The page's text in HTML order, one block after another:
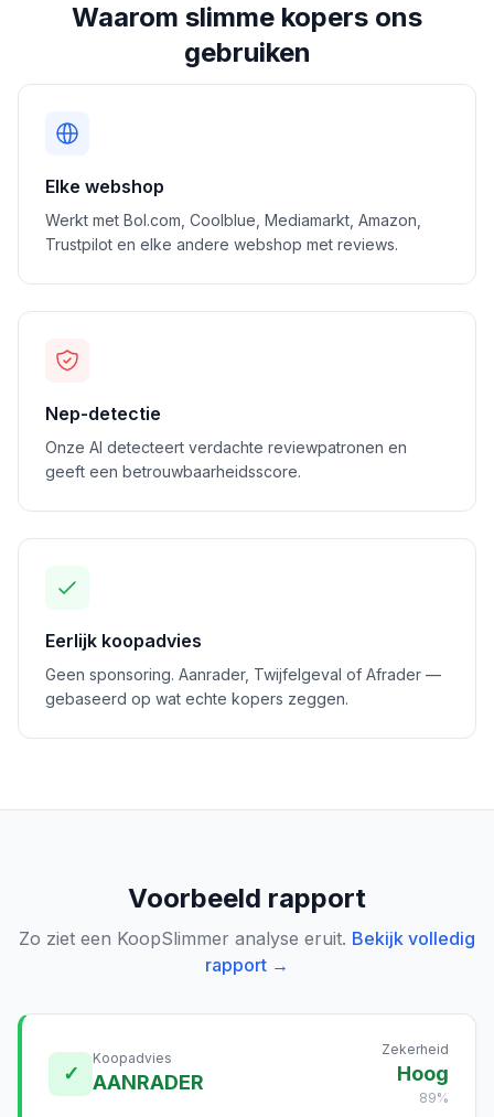
Waarom slimme kopers ons
gebruiken
Elke webshop
Werkt met Bol.com, Coolblue, Mediamarkt, Amazon,
Trustpilot en elke andere webshop met reviews.
Nep-detectie
Onze AI detecteert verdachte reviewpatronen en
geeft een betrouwbaarheidsscore.
Eerlijk koopadvies
Geen sponsoring. Aanrader, Twijfelgeval of Afrader —
gebaseerd op wat echte kopers zeggen.
Voorbeeld rapport
Zo ziet een KoopSlimmer analyse eruit. Bekijk volledig
rapport →
✓
Koopadvies
AANRADER
Zekerheid
Hoog
89%